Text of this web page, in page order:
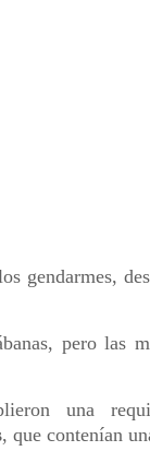
gendarmes,
pero las
una
, que contenían